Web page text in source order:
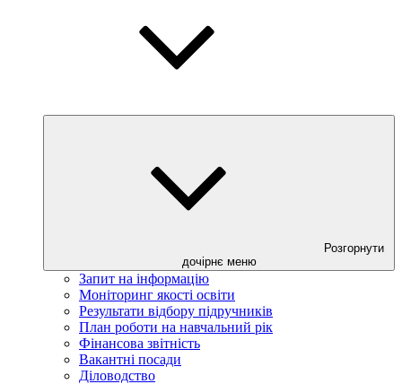
Розгорнути
дочірнє меню
Запит на інформацію
Моніторинг якості освіти
Результати відбору підручників
План роботи на навчальний рік
Фінансова звітність
Вакантні посади
Діловодство